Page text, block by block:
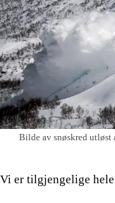
Bilde av snøskred utløst
Vi er tilgjengelige